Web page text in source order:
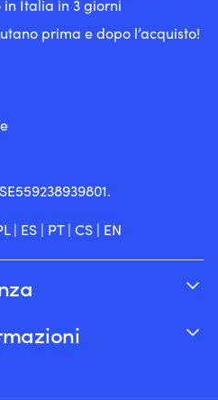
in Italia in 3 giorni
prima e dopo l’acquisto!
| ES | PT| CS | EN